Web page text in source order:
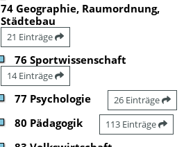
74 Geographie, Raumordnung,
Städtebau
21 Einträge
76 Sportwissenschaft
14 Einträge
77 Psychologie 26 Einträge
80 Pädagogik 113 Einträge